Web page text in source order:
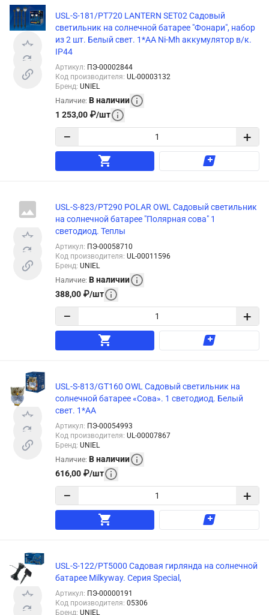
USL-S-181/PT720 LANTERN SET02 Садовый
светильник на солнечной батарее "Фонари", набор
из 2 шт. Белый свет. 1*АА Ni-Mh аккумулятор в/к.
IP44
Артикул: ПЭ-00002844
Код производителя: UL-00003132
Бренд: UNIEL
Наличие: В наличии
1 253,00 ₽/шт
− +
USL-S-823/PT290 POLAR OWL Садовый светильник
на солнечной батарее "Полярная сова" 1
светодиод. Теплы
Артикул: ПЭ-00058710
Код производителя: UL-00011596
Бренд: UNIEL
Наличие: В наличии
388,00 ₽/шт
− +
USL-S-813/GT160 OWL Садовый светильник на
солнечной батарее «Сова». 1 светодиод. Белый
свет. 1*АА
Артикул: ПЭ-00054993
Код производителя: UL-00007867
Бренд: UNIEL
Наличие: В наличии
616,00 ₽/шт
− +
USL-S-122/PT5000 Садовая гирлянда на солнечной
батарее Milkyway. Серия Special,
Артикул: ПЭ-00000191
Код производителя: 05306
Бренд: UNIEL